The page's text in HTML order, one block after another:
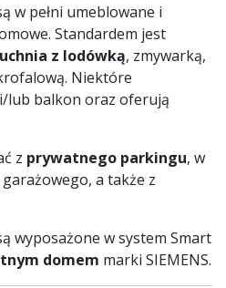
w pełni umeblowane i
Standardem jest
z lodówką, zmywarką,
Niektóre
lub balkon oraz oferują
z prywatnego parkingu, w
a także z
wyposażone w system Smart
domem marki SIEMENS.